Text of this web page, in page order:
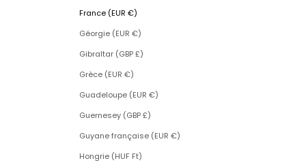
France (EUR €)
Géorgie (EUR €)
Gibraltar (GBP £)
Grèce (EUR €)
Guadeloupe (EUR €)
Guernesey (GBP £)
Guyane française (EUR €)
Hongrie (HUF Ft)